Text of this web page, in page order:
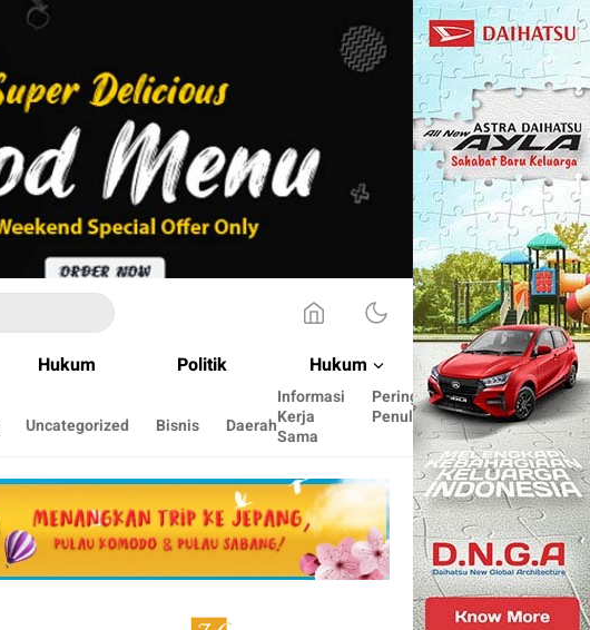
Hukum Politik Hukum
Uncategorized Bisnis Daerah
Informasi
Kerja
Sama
Peringkat
Penulis
Cara
menulis
disini